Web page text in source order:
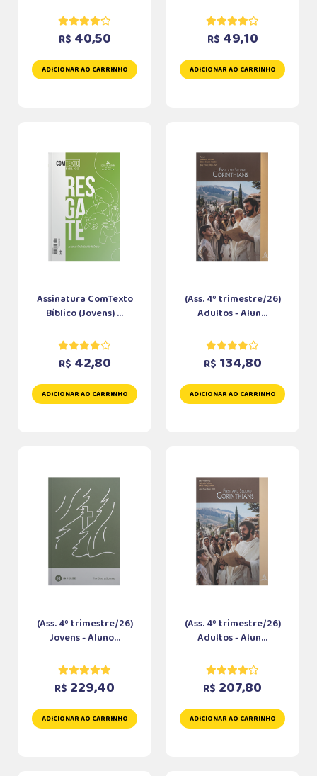
R$ 40,50
ADICIONAR AO CARRINHO
R$ 49,10
ADICIONAR AO CARRINHO
Assinatura ComTexto
Bíblico (Jovens) ...
R$ 42,80
ADICIONAR AO CARRINHO
(Ass. 4º trimestre/26)
Adultos - Alun...
R$ 134,80
ADICIONAR AO CARRINHO
(Ass. 4º trimestre/26)
Jovens - Aluno...
R$ 229,40
ADICIONAR AO CARRINHO
(Ass. 4º trimestre/26)
Adultos - Alun...
R$ 207,80
ADICIONAR AO CARRINHO